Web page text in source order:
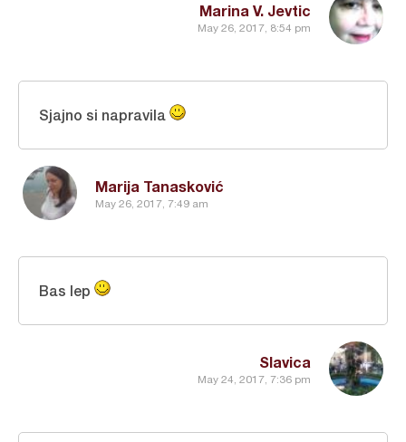
Marina V. Jevtic
May 26, 2017, 8:54 pm
Marija Tanasković
May 26, 2017, 7:49 am
Sjajno si napravila
Slavica
May 24, 2017, 7:36 pm
Bas lep